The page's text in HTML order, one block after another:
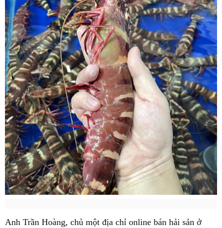
Anh Trần Hoàng, chủ một địa chỉ online bán hải sản ở